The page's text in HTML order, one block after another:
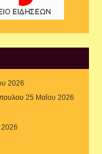
2026
25 Μαΐου 2026
2026